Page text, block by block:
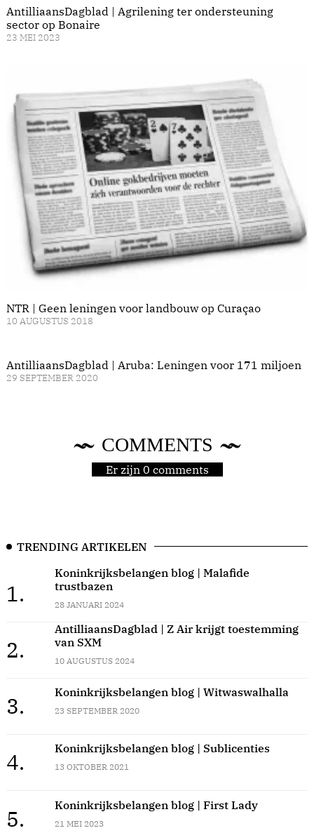
AntilliaansDagblad | Agrilening ter ondersteuning
sector op Bonaire
23 MEI 2023
NTR | Geen leningen voor landbouw op Curaçao
10 AUGUSTUS 2018
AntilliaansDagblad | Aruba: Leningen voor 171 miljoen
29 SEPTEMBER 2020
COMMENTS
Er zijn 0 comments
TRENDING ARTIKELEN
1.
Koninkrijksbelangen blog | Malafide
trustbazen
28 JANUARI 2024
2.
AntilliaansDagblad | Z Air krijgt toestemming
van SXM
10 AUGUSTUS 2024
3.
Koninkrijksbelangen blog | Witwaswalhalla
23 SEPTEMBER 2020
4.
Koninkrijksbelangen blog | Sublicenties
13 OKTOBER 2021
5.
Koninkrijksbelangen blog | First Lady
21 MEI 2023